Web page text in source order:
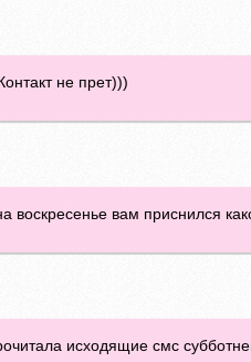
не прет)))
воскресенье вам приснился
исходящие смс